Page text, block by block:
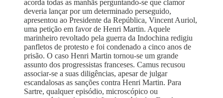
acorda todas as manhãs perguntando-se que clamor
deveria lançar por um determinado perseguido,
apresentou ao Presidente da República, Vincent Auriol,
uma petição em favor de Henri Martin. Aquele
marinheiro revoltado pela guerra da Indochina redigiu
panfletos de protesto e foi condenado a cinco anos de
prisão. O caso Henri Martin tornou-se um grande
assunto dos progressistas franceses. Camus recusou
associar-se a suas diligências, apesar de julgar
escandalosas as sanções contra Henri Martin. Para
Sartre, qualquer episódio, microscópico ou